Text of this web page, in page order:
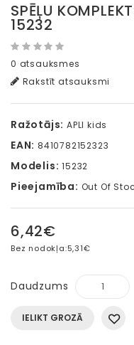
SPĒĻU
15232
0 atsauksmes
Rakstīt atsauksmi
Ražotājs: APLI kids
EAN: 8410782152323
Modelis: 15232
Pieejamība: Out Of
6,42€
Bez nodokļa:5,31€
Daudzums
IELIKT GROZĀ